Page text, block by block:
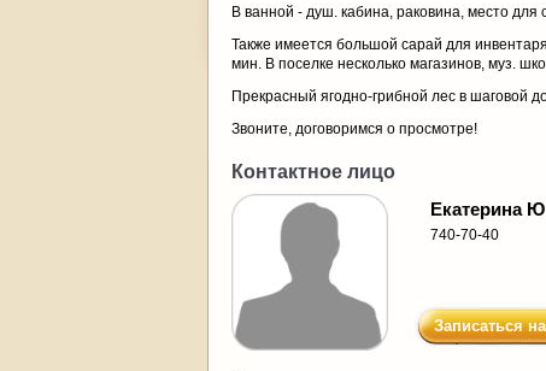
В ванной - душ. кабина, раковина, место
Также имеется большой сарай для
мин. В поселке несколько магазинов, муз.
Прекрасный ягодно-грибной лес в шаговой
Звоните, договоримся о просмотре!
Контактное лицо
Екатерина
740-70-40
Записаться